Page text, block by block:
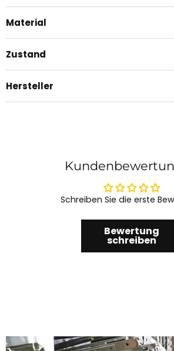
Material
Zustand
Hersteller
Schreiben Sie die erste
Bewertung
schreiben